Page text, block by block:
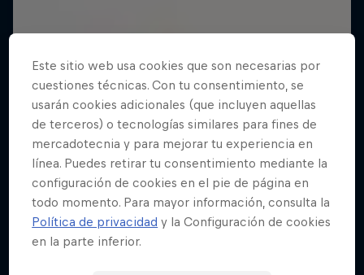
Este sitio web usa cookies que son necesarias por
cuestiones técnicas. Con tu consentimiento, se
usarán cookies adicionales (que incluyen aquellas
de terceros) o tecnologías similares para fines de
mercadotecnia y para mejorar tu experiencia en
línea. Puedes retirar tu consentimiento mediante la
configuración de cookies en el pie de página en
todo momento. Para mayor información, consulta la
Política de privacidad y la Configuración de cookies
en la parte inferior.